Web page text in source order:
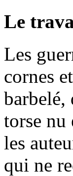
Le
Les
cornes
barbelé,
torse nu
les
qui ne